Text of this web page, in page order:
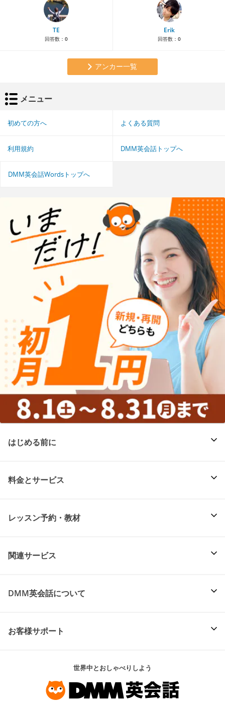
TE
回答数： 0
Erik
回答数： 0
アンカー一覧
メニュー
初めての方へ よくある質問
利用規約 DMM英会話トップへ
DMM英会話Wordsトップへ
はじめる前に
料金とサービス
レッスン予約・教材
関連サービス
DMM英会話について
お客様サポート
世界中とおしゃべりしよう